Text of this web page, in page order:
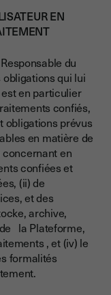
EN
du
qui lui
en particulier
confiés,
obligations prévus
en matière de
en
confiées et
(ii) de
et des
archive,
la Plateforme,
, et (iv) le
formalités